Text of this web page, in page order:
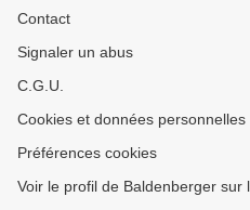
Contact
Signaler un abus
C.G.U.
Cookies et données personnelles
Préférences cookies
Voir le profil de Baldenberger sur